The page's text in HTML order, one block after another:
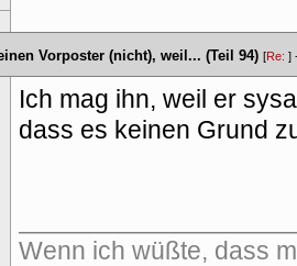
Vorposter (nicht), weil... (Teil 94) [Re: ]
Ich mag ihn, weil er
dass es keinen Grund
Wenn ich wüßte, dass